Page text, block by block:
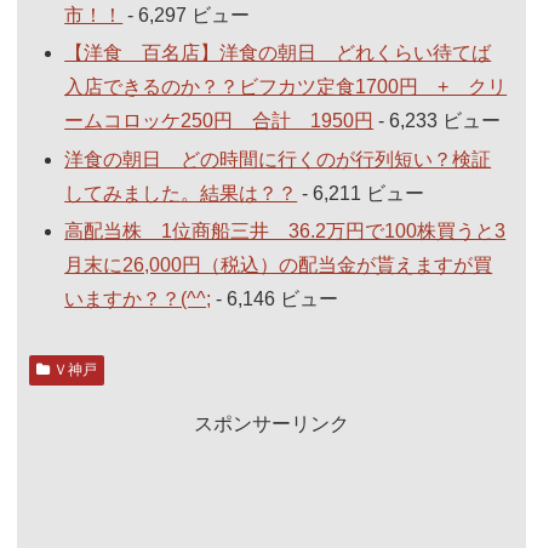
市！！
- 6,297 ビュー
【洋食 百名店】洋食の朝日 どれくらい待てば
入店できるのか？？ビフカツ定食1700円 + クリ
ームコロッケ250円 合計 1950円 - 6,233 ビュー
洋食の朝日 どの時間に行くのが行列短い？検証
してみました。結果は？？ - 6,211 ビュー
高配当株 1位商船三井 36.2万円で100株買うと3
月末に26,000円（税込）の配当金が貰えますが買
いますか？？(^^; - 6,146 ビュー
Ｖ神戸
スポンサーリンク